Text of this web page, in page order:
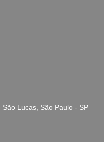
Lucas, São Paulo - SP